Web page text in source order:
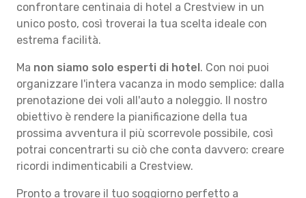
confrontare centinaia di hotel a Crestview in un
unico posto, così troverai la tua scelta ideale con
estrema facilità.
Ma non siamo solo esperti di hotel. Con noi puoi
organizzare l'intera vacanza in modo semplice: dalla
prenotazione dei voli all'auto a noleggio. Il nostro
obiettivo è rendere la pianificazione della tua
prossima avventura il più scorrevole possibile, così
potrai concentrarti su ciò che conta davvero: creare
ricordi indimenticabili a Crestview.
Pronto a trovare il tuo soggiorno perfetto a